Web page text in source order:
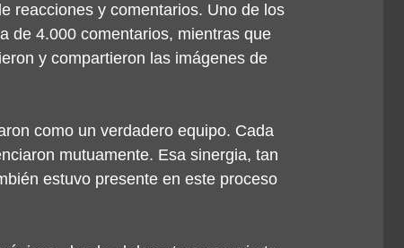
reacciones y comentarios. Uno de los
de 4.000 comentarios, mientras que
y compartieron las imágenes de
como un verdadero equipo. Cada
mutuamente. Esa sinergia, tan
estuvo presente en este proceso